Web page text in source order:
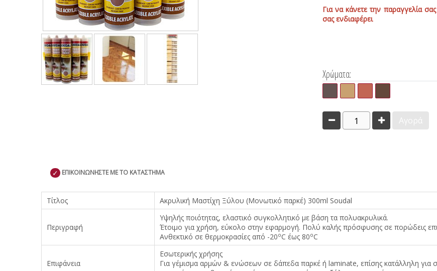
Για να κάνετε την παραγγελία
σας ενδιαφέρει
Χρώματα:
1 Αγορά
✓ ΕΠΙΚΟΙΝΩΝΗΣΤΕ ΜΕ ΤΟ ΚΑΤΑΣΤΗΜΑ
Τίτλος Ακρυλική Μαστίχη Ξύλου (Μονωτικό παρκέ) 300ml Soudal
Περιγραφή
Υψηλής ποιότητας, ελαστικό συγκολλητικό με βάση τα πολυακρυλικά.
Έτοιμο για χρήση, εύκολο στην εφαρμογή. Πολύ καλής πρόσφυσης σε πορώδεις
Ανθεκτικό σε θερμοκρασίες από -20oC έως 80oC
Επιφάνεια
Εσωτερικής χρήσης
Για γέμισμα αρμών & ενώσεων σε δάπεδα παρκέ ή laminate, επίσης κατάλληλη για